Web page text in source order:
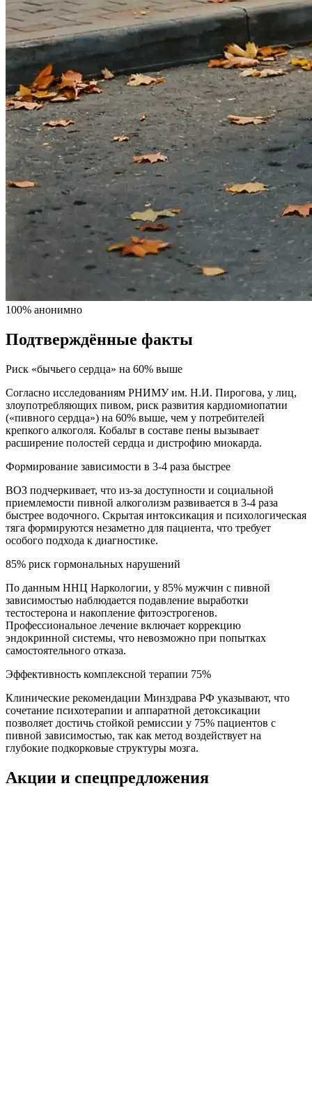
100% анонимно
Подтверждённые факты
Риск «бычьего сердца» на 60% выше
Согласно исследованиям РНИМУ им. Н.И. Пирогова, у лиц,
злоупотребляющих пивом, риск развития кардиомиопатии
(«пивного сердца») на 60% выше, чем у потребителей
крепкого алкоголя. Кобальт в составе пены вызывает
расширение полостей сердца и дистрофию миокарда.
Формирование зависимости в 3-4 раза быстрее
ВОЗ подчеркивает, что из-за доступности и социальной
приемлемости пивной алкоголизм развивается в 3-4 раза
быстрее водочного. Скрытая интоксикация и психологическая
тяга формируются незаметно для пациента, что требует
особого подхода к диагностике.
85% риск гормональных нарушений
По данным ННЦ Наркологии, у 85% мужчин с пивной
зависимостью наблюдается подавление выработки
тестостерона и накопление фитоэстрогенов.
Профессиональное лечение включает коррекцию
эндокринной системы, что невозможно при попытках
самостоятельного отказа.
Эффективность комплексной терапии 75%
Клинические рекомендации Минздрава РФ указывают, что
сочетание психотерапии и аппаратной детоксикации
позволяет достичь стойкой ремиссии у 75% пациентов с
пивной зависимостью, так как метод воздействует на
глубокие подкорковые структуры мозга.
Акции и спецпредложения